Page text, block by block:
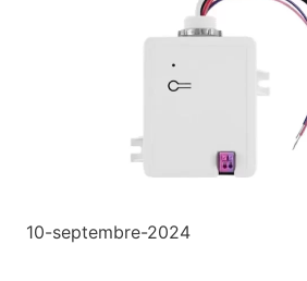
10-septembre-2024